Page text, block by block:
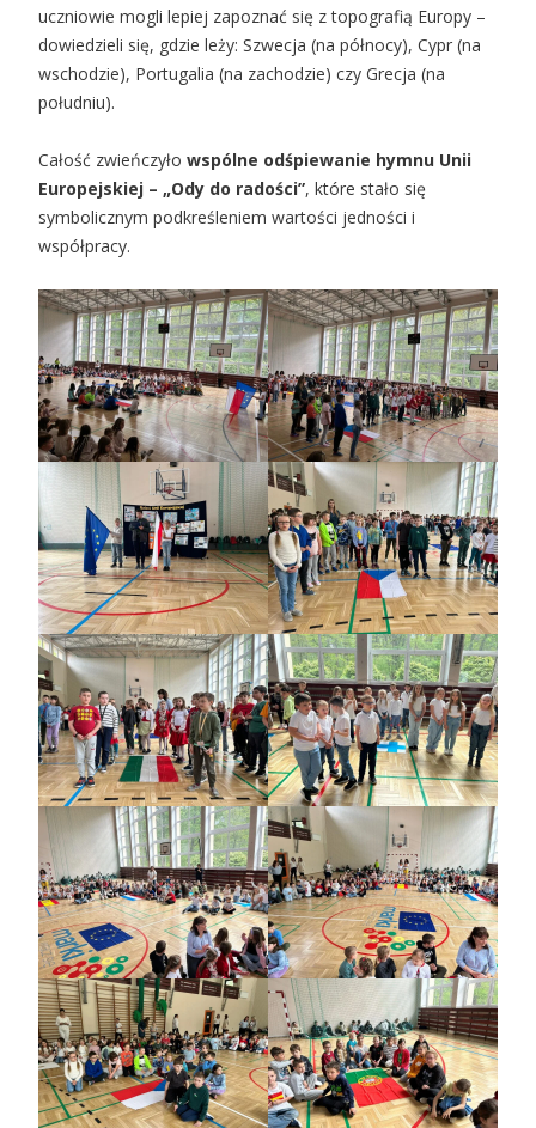
uczniowie mogli lepiej zapoznać się z topografią Europy –
dowiedzieli się, gdzie leży: Szwecja (na północy), Cypr (na
wschodzie), Portugalia (na zachodzie) czy Grecja (na
południu).
Całość zwieńczyło wspólne odśpiewanie hymnu Unii
Europejskiej – „Ody do radości”, które stało się
symbolicznym podkreśleniem wartości jedności i
współpracy.